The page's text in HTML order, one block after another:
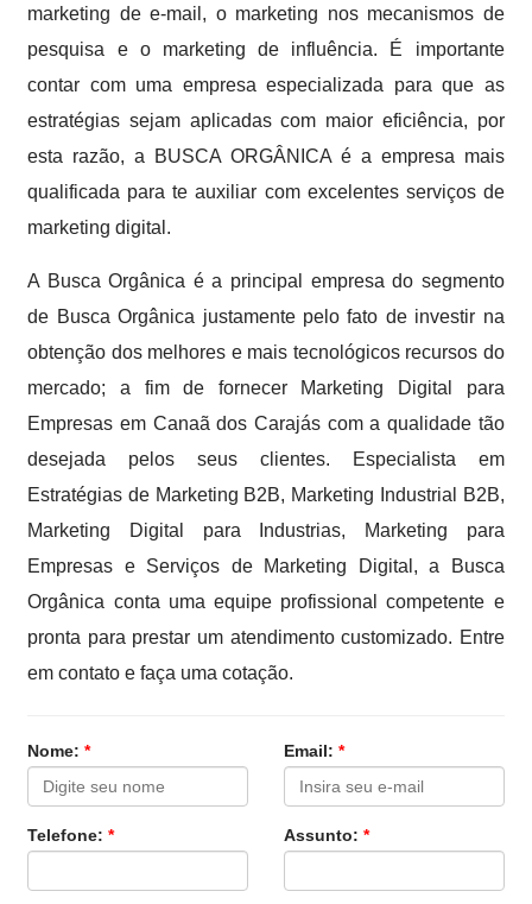
marketing de e-mail, o marketing nos mecanismos de
pesquisa e o marketing de influência. É importante
contar com uma empresa especializada para que as
estratégias sejam aplicadas com maior eficiência, por
esta razão, a BUSCA ORGÂNICA é a empresa mais
qualificada para te auxiliar com excelentes serviços de
marketing digital.
A Busca Orgânica é a principal empresa do segmento
de Busca Orgânica justamente pelo fato de investir na
obtenção dos melhores e mais tecnológicos recursos do
mercado; a fim de fornecer Marketing Digital para
Empresas em Canaã dos Carajás com a qualidade tão
desejada pelos seus clientes. Especialista em
Estratégias de Marketing B2B, Marketing Industrial B2B,
Marketing Digital para Industrias, Marketing para
Empresas e Serviços de Marketing Digital, a Busca
Orgânica conta uma equipe profissional competente e
pronta para prestar um atendimento customizado. Entre
em contato e faça uma cotação.
Nome:* Email: *
Telefone:* Assunto: *